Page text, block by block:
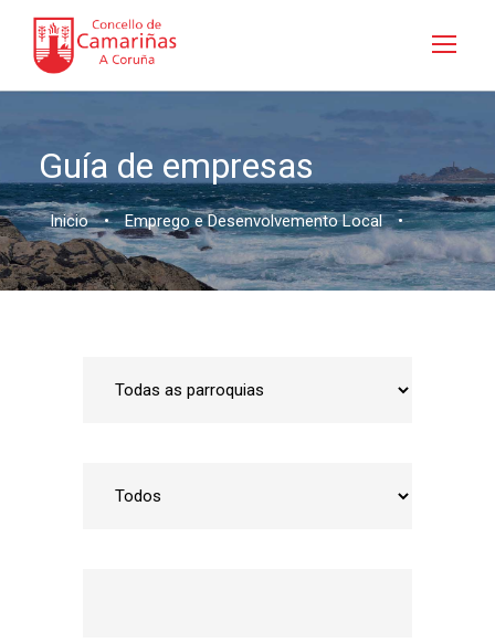
Guía de empresas
Inicio • Emprego e Desenvolvemento Local •